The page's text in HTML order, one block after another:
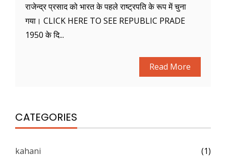
राजेन्द्र प्रसाद को भारत के पहले राष्ट्रपति के रूप में चुना
गया। CLICK HERE TO SEE REPUBLIC PRADE
1950 के दि...
Read More
CATEGORIES
kahani
(1)